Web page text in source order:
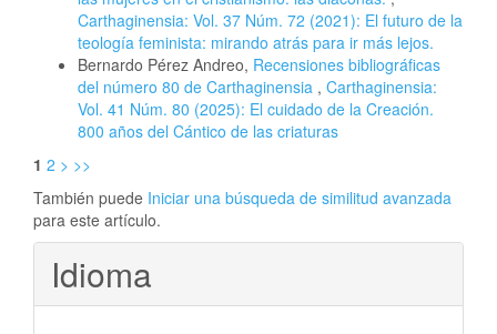
Carthaginensia: Vol. 37 Núm. 72 (2021): El futuro de la
teología feminista: mirando atrás para ir más lejos.
Bernardo Pérez Andreo, Recensiones bibliográficas
del número 80 de Carthaginensia , Carthaginensia:
Vol. 41 Núm. 80 (2025): El cuidado de la Creación.
800 años del Cántico de las criaturas
1 2 > >>
También puede Iniciar una búsqueda de similitud avanzada
para este artículo.
Idioma